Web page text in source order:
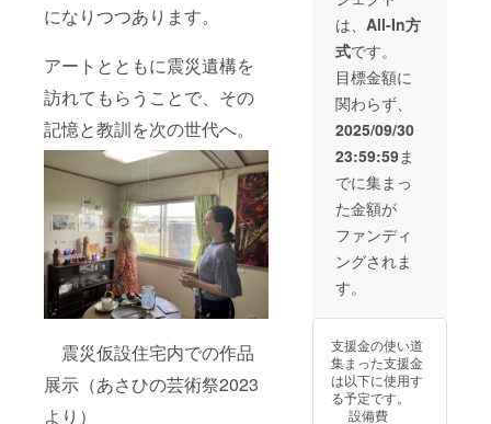
になりつつあります。
アートとともに震災遺構を
訪れてもらうことで、その
記憶と教訓を次の世代へ。
震災仮設住宅内での作品
展示（あさひの芸術祭2023
より）
香辛
料、 調
味料(ア
ミノ酸
等)、リ
ン酸塩
(Na)、
酸化防
止剤(ビ
タミン
C)、 発
色剤(亜
硝酸Na)
熟成
ベーコ
ン： 豚
塩、糖
類(砂
糖、水
あめ)、
調味料
(アミノ
ご提供
となり
前予約
が必要
です 定
休日
日曜
曜日 チ
ケット
限は
2025/10
/3/31
※「備考
欄」
に、第
３希望
までの
希望日
と参加
数を書
いてく
ださ
い。人
数が変
わって
も構い
写真は
イメー
ジで
す。
を、ご
希望の
場所へ
出向い
て撮影
いたし
ます。
「小林
くんの
作品を
初めて
見た
時、淡
く穏や
かな空
色調
世紀活
躍した
画家、
フラン
のか』
本制
作（旭
緑地公
園での
展示）
のため
の唯一
のド
ローイ
ング作
品で
す。
12メー
トル以
くため
構想を
整え
て、多
くの準
は、 All-In方
式です。
目標金額に
関わらず、
2025/09/30
23:59:59ま
でに集まっ
た金額が
ファンディ
ングされま
す。
支援金の使い道
集まった支援金
は以下に使用す
る予定です。
設備費